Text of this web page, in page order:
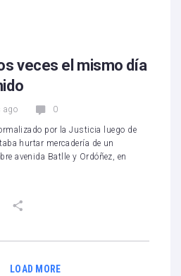
veces el mismo día
ago 0
por la Justicia luego de
hurtar mercadería de un
avenida Batlle y Ordóñez, en
LOAD MORE